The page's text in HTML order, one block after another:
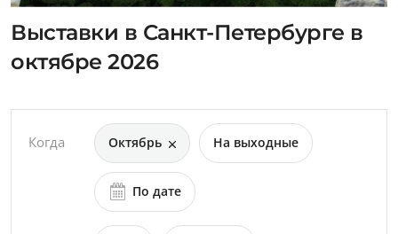
Выставки в Санкт-Петербурге в
октябре 2026
Когда Октябрь На выходные
По дате